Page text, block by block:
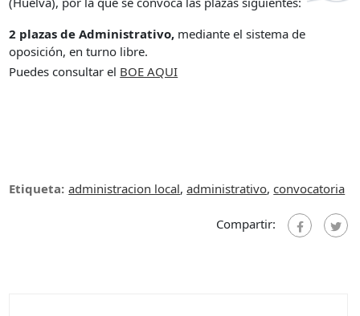
2 plazas de Administrativo, mediante el sistema de
oposición, en turno libre.
Puedes consultar el BOE AQUI
Etiqueta: administracion local,administrativo,convocatoria
Compartir: